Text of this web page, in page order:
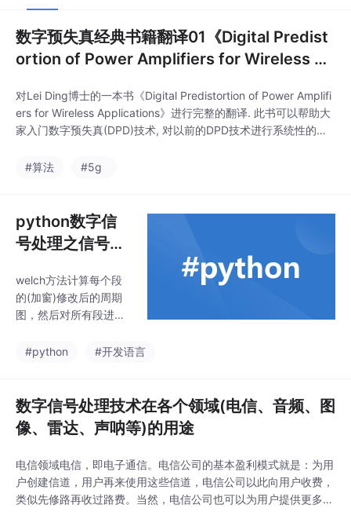
数字预失真经典书籍翻译01《Digital Predist
ortion of Power Amplifiers for Wireless Ap
对Lei Ding博士的一本书《Digital Predistortion of Power Amplifi
ers for Wireless Applications》进行完整的翻译. 此书可以帮助大
家入门数字预失真(DPD)技术, 对以前的DPD技术进行系统性的学
#算法
#5g
python数字信
号处理之信号功
算：welch方法
（分段加窗平均
ett方法（周期
码实现
welch方法计算每个段
的(加窗)修改后的周期
图，然后对所有段进行
谱密度。
#python #开发语言
数字信号处理技术在各个领域(电信、音频、图
像、雷达、声呐等)的用途
电信领域电信，即电子通信。电信公司的基本盈利模式就是：为用
户创建信道，用户再来使用这些信道，电信公司以此向用户收费，
类似先修路再收过路费。当然，电信公司也可以为用户提供更多的